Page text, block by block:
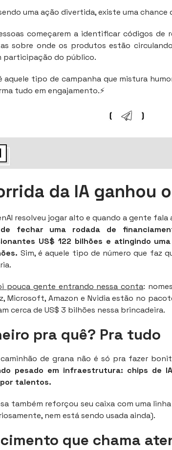
uma ação divertida, existe uma
começarem a identificar códigos de
sobre onde os produtos estão
participação do público.
aquele tipo de campanha que mistura
tudo em engajamento.⚡
da IA ganhou
resolveu jogar alto e quando a gente fala
fechar uma rodada de
US$ 122 bilhões e atingindo
Sim, é aquele tipo de número que faz
pouca gente entrando nessa conta:
Microsoft, Amazon e Nvidia estão no
cerca de US$ 3 bilhões nessa brincadeira.
pra quê? Pra tudo
caminhão de grana não é só pra fazer
pesado em infraestrutura: chips de
talentos.
também reforçou seu caixa com uma
nem está sendo usada ainda).
que chama